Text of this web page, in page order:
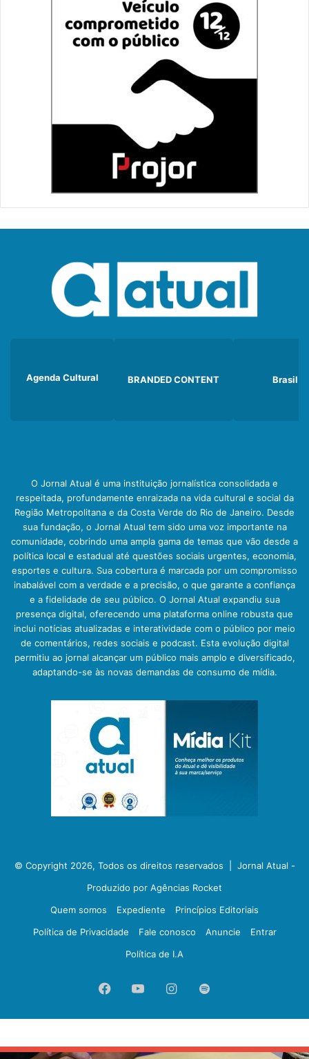
Agenda Cultural BRANDED CONTENT Brasil
O Jornal Atual é uma instituição jornalística consolidada e
respeitada, profundamente enraizada na vida cultural e social da
Região Metropolitana e da Costa Verde do Rio de Janeiro. Desde
sua fundação, o Jornal Atual tem sido uma voz importante na
comunidade, cobrindo uma ampla gama de temas que vão desde a
política local e estadual até questões sociais urgentes, economia,
esportes e cultura. Sua cobertura é marcada por um compromisso
inabalável com a verdade e a precisão, o que garante a confiança
e a fidelidade de seu público. O Jornal Atual expandiu sua
presença digital, oferecendo uma plataforma online robusta que
inclui notícias atualizadas e interatividade com o público por meio
de comentários, redes sociais e podcast. Esta evolução digital
permitiu ao jornal alcançar um público mais amplo e diversificado,
adaptando-se às novas demandas de consumo de mídia.
© Copyright 2026, Todos os direitos reservados | Jornal Atual -
Produzido por Agências Rocket
Quem somos
Expediente
Princípios Editoriais
Política de Privacidade
Fale conosco Anuncie
Entrar
Política de I.A
FacebookYouTubeInstagram
Spotify